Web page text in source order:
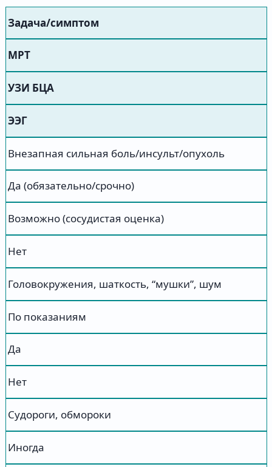
Задача/симптом
МРТ
УЗИ БЦА
ЭЭГ
Внезапная сильная боль/инсульт/опухоль
Да (обязательно/срочно)
Возможно (сосудистая оценка)
Нет
Головокружения, шаткость, “мушки”, шум
По показаниям
Да
Нет
Судороги, обмороки
Иногда